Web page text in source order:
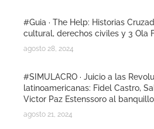
#Guia · The Help: Historias
cultural, derechos civiles y 3 Ola
agosto 28, 2024
#SIMULACRO · Juicio a las
latinoamericanas: Fidel Castro,
Victor Paz Estenssoro al
agosto 21, 2024